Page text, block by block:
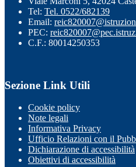
Tel: Tel. 0522/682139
Email:
PEC:
C.F.: 80014250353
Sezione Link Utili
Cookie policy
Note legali
Informativa Privacy
Ufficio Relazioni con il
Dichiarazione di accessibilità
Obiettivi di accessibilità